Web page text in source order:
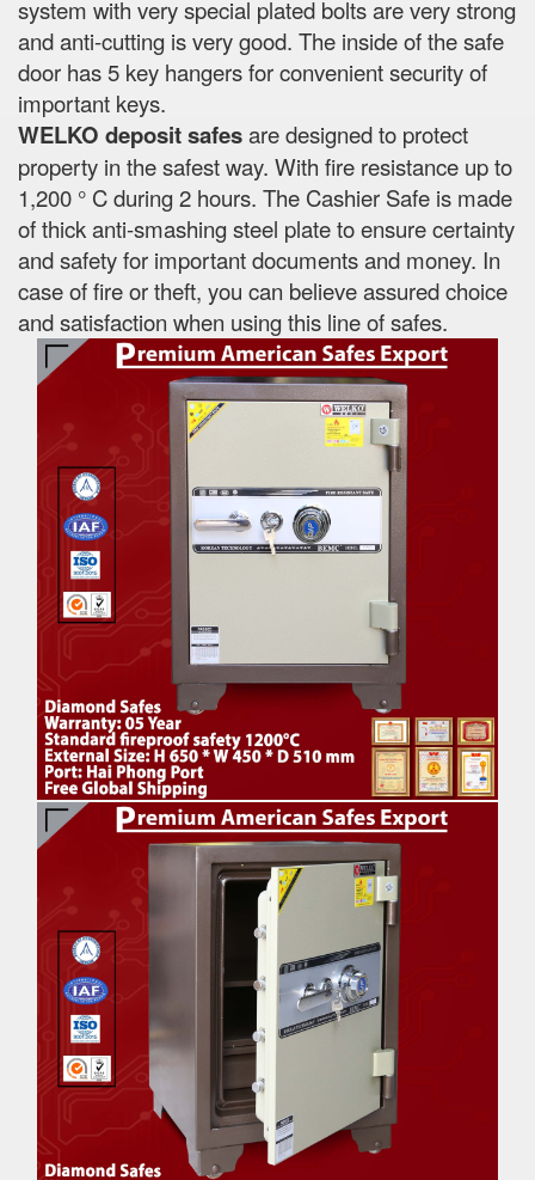
system with very special plated bolts are very strong
and anti-cutting is very good. The inside of the safe
door has 5 key hangers for convenient security of
important keys.
WELKO deposit safesare designed to protect
property in the safest way. With fire resistance up to
1,200 ° C during 2 hours. The Cashier Safe is made
of thick anti-smashing steel plate to ensure certainty
and safety for important documents and money. In
case of fire or theft, you can believe assured choice
and satisfaction when using this line of safes.